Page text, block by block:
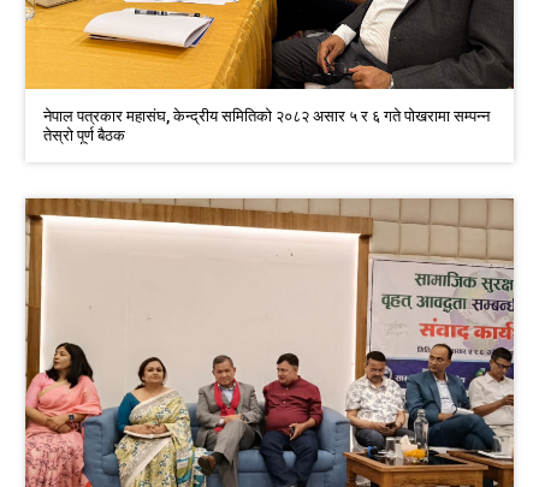
नेपाल पत्रकार महासंघ, केन्द्रीय समितिको २०८२ असार ५ र ६ गते पाेखरामा सम्पन्न
तेस्रो पूर्ण बैठक